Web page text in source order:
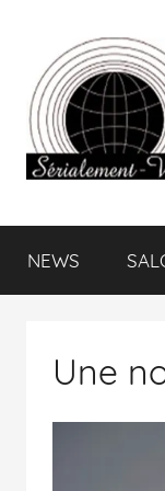
web
du
NEWS
Une